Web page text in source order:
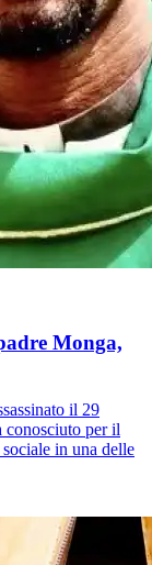
Monga,
il 29
conosciuto per il
in una delle